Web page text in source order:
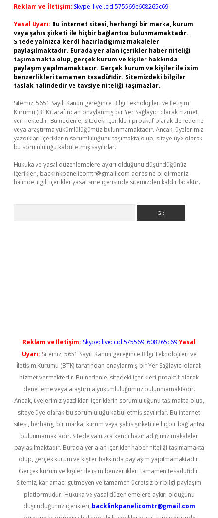
Reklam ve İletişim: Skype: live:.cid.575569c608265c69
Yasal Uyarı: Bu internet sitesi, herhangi bir marka, kurum
veya şahıs şirketi ile hiçbir bağlantısı bulunmamaktadır.
Sitede yalnızca kendi hazırladığımız makaleler
paylaşılmaktadır. Burada yer alan içerikler haber niteliği
taşımamakta olup, gerçek kurum ve kişiler hakkında
paylaşım yapılmamaktadır. Gerçek kurum ve kişiler ile isim
benzerlikleri tamamen tesadüfidir. Sitemizdeki bilgiler
taslak halindedir ve tavsiye niteliği taşımazlar.
Sitemiz, 5651 Sayılı Kanun gereğince Bilgi Teknolojileri ve İletişim
Kurumu (BTK) tarafından onaylanmış bir Yer Sağlayıcı olarak hizmet
vermektedir. Bu nedenle, sitedeki içerikleri proaktif olarak denetleme
veya araştırma yükümlülüğümüz bulunmamaktadır. Ancak, üyelerimiz
yazdıkları içeriklerin sorumluluğunu taşımakta olup, siteye üye olarak
bu sorumluluğu kabul etmiş sayılırlar.
Hukuka ve yasal düzenlemelere aykırı olduğunu düşündüğünüz
içerikleri, backlinkpanelicomtr@gmail.com adresine bildirmeniz
halinde, ilgili içerikler yasal süre içerisinde sitemizden kaldırılacaktır.
Reklam ve İletişim: Skype: live:.cid.575569c608265c69Yasal
Uyarı: Sitemiz, 5651 Sayılı Kanun gereğince Bilgi Teknolojileri ve
İletişim Kurumu (BTK) tarafından onaylanmış bir Yer Sağlayıcı olarak
hizmet vermektedir. Bu nedenle, sitedeki içerikleri proaktif olarak
denetleme veya araştırma yükümlülüğümüz bulunmamaktadır.
Ancak, üyelerimiz yazdıkları içeriklerin sorumluluğunu taşımakta olup,
siteye üye olarak bu sorumluluğu kabul etmiş sayılırlar. Bu internet
sitesi, herhangi bir marka, kurum veya şahıs şirketi ile hiçbir bağlantısı
bulunmamaktadır. Sitede yalnızca kendi hazırladığımız makaleler
paylaşılmaktadır. Burada yer alan içerikler haber niteliği taşımamakta
olup, gerçek kurum ve kişiler hakkında paylaşım yapılmamaktadır.
Gerçek kurum ve kişiler ile isim benzerlikleri tamamen tesadüfidir.
Sitemiz, kar amacı gütmeyen ve tamamen ücretsiz bir bilgi paylaşım
platformudur. Hukuka ve yasal düzenlemelere aykırı olduğunu
düşündüğünüz içerikleri, backlinkpanelicomtr@gmail.com